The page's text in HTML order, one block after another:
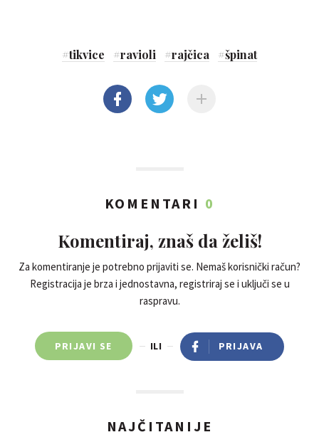
#tikvice #ravioli #rajčica #špinat
KOMENTARI 0
Komentiraj, znaš da želiš!
Za komentiranje je potrebno prijaviti se. Nemaš korisnički račun?
Registracija je brza i jednostavna, registriraj se i uključi se u
raspravu.
PRIJAVI SE ILI PRIJAVA
NAJČITANIJE